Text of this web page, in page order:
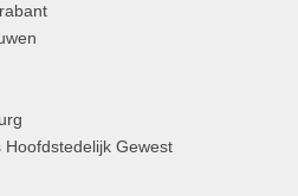
Gewest